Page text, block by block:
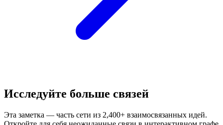
Исследуйте больше связей
Эта заметка — часть сети из 2,400+ взаимосвязанных идей.